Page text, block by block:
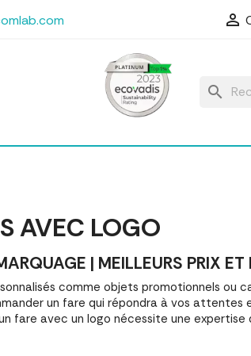

search
AVEC LOGO
| MEILLEURS PRIX ET
comme objets promotionnels ou
un fare qui répondra à vos attentes
fare avec un logo nécessite une expertise